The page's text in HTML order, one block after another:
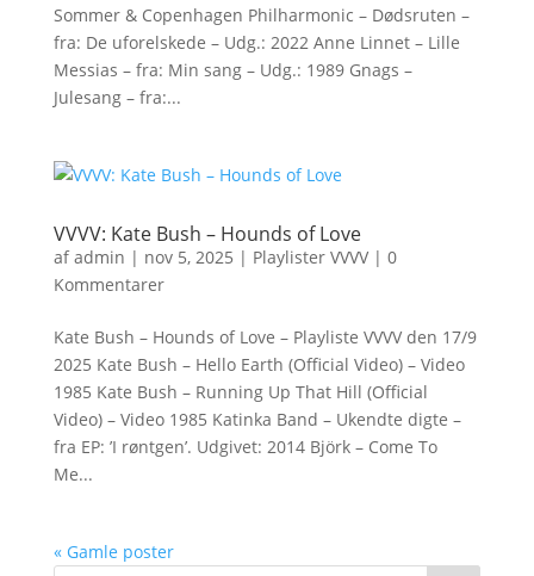
Sommer & Copenhagen Philharmonic – Dødsruten –
fra: De uforelskede – Udg.: 2022 Anne Linnet – Lille
Messias – fra: Min sang – Udg.: 1989 Gnags –
Julesang – fra:...
VVVV: Kate Bush – Hounds of Love
afadmin | nov 5, 2025 | Playlister VVVV| 0
Kommentarer
Kate Bush – Hounds of Love – Playliste VVVV den 17/9
2025 Kate Bush – Hello Earth (Official Video) – Video
1985 Kate Bush – Running Up That Hill (Official
Video) – Video 1985 Katinka Band – Ukendte digte –
fra EP: ’I røntgen’. Udgivet: 2014 Björk – Come To
Me...
« Gamle poster